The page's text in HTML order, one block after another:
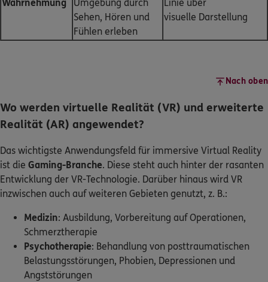
Wahrnehmung
Umgebung durch
Sehen, Hören und
Fühlen erleben
Linie über
visuelle Darstellung
Nach oben
Wo werden virtuelle Realität (VR) und erweiterte
Realität (AR) angewendet?
Das wichtigste Anwendungsfeld für immersive Virtual Reality
ist die Gaming-Branche. Diese steht auch hinter der rasanten
Entwicklung der VR-Technologie. Darüber hinaus wird VR
inzwischen auch auf weiteren Gebieten genutzt, z. B.:
Medizin: Ausbildung, Vorbereitung auf Operationen,
Schmerztherapie
Psychotherapie: Behandlung von posttraumatischen
Belastungsstörungen, Phobien, Depressionen und
Angststörungen